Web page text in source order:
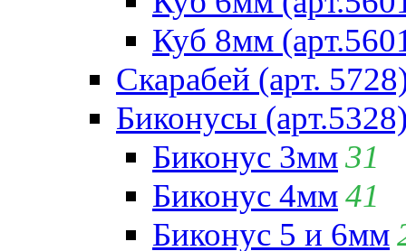
Куб 8мм
Скарабей (арт.
Биконусы
Биконус 3мм31
Биконус 4мм41
Биконус 5 и 6мм